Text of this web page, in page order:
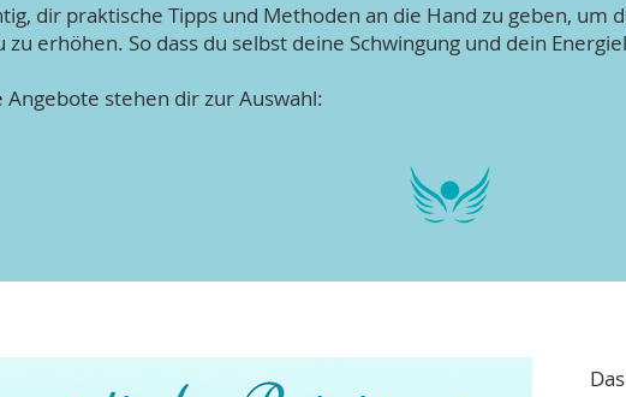
dir praktische Tipps und Methoden an die Hand zu geben, um
zu erhöhen. So dass du selbst deine Schwingung und dein
Angebote stehen dir zur Auswahl: